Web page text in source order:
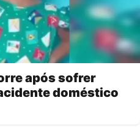
após sofrer
doméstico